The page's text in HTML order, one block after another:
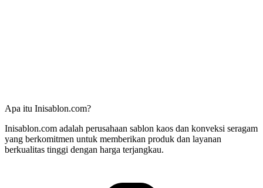
Apa itu Inisablon.com?
Inisablon.com adalah perusahaan sablon kaos dan konveksi seragam
yang berkomitmen untuk memberikan produk dan layanan
berkualitas tinggi dengan harga terjangkau.